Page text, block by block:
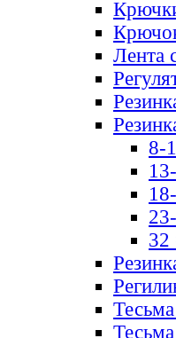
Лента
8-
32